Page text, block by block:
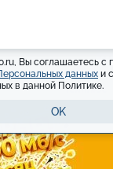
Вы соглашаетесь с
данных и
в данной Политике.
OK